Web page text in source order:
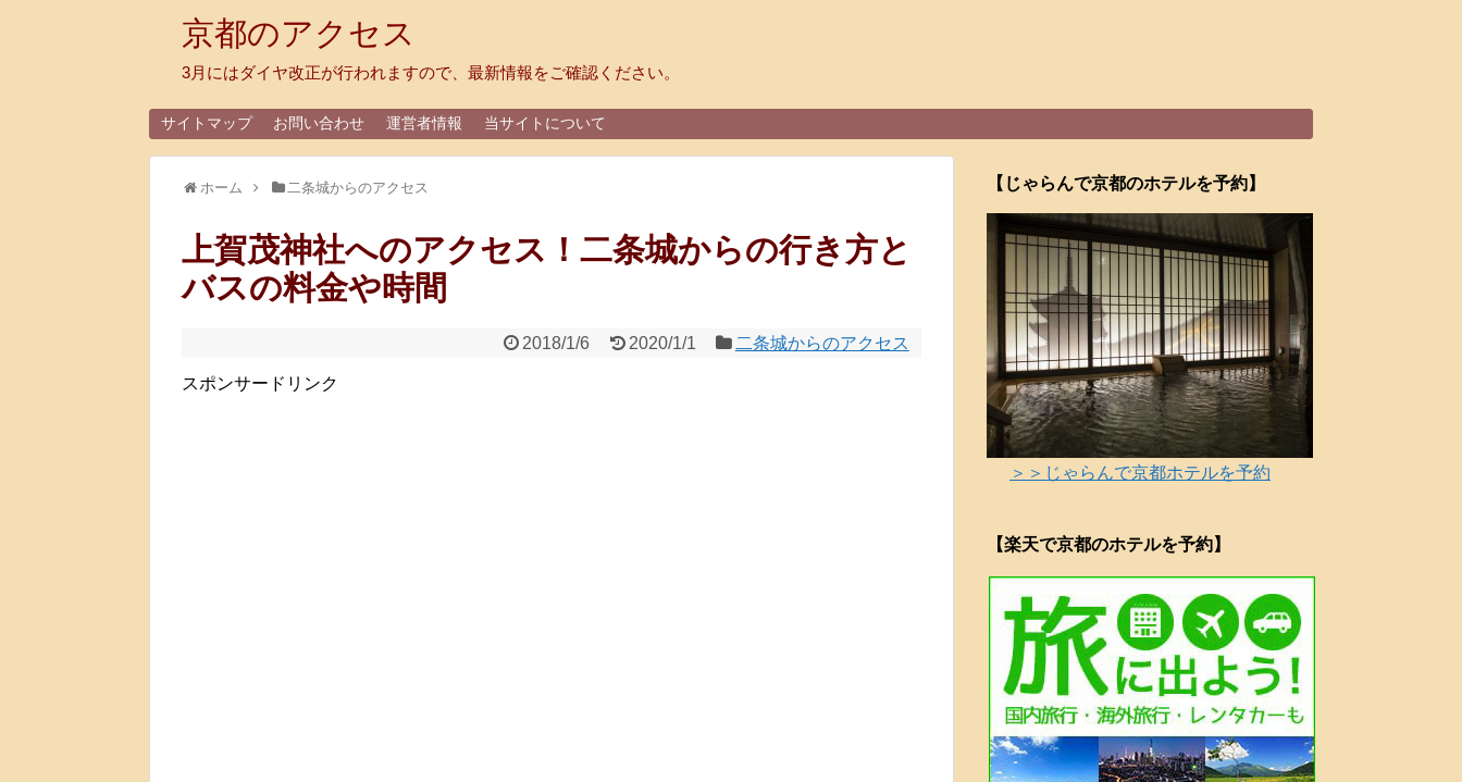
京都のアクセス
3月にはダイヤ改正が行われますので、最新情報をご確認ください。
サイトマップ お問い合わせ 運営者情報 当サイトについて
ホーム 二条城からのアクセス
上賀茂神社へのアクセス！二条城からの行き方と
バスの料金や時間
2018/1/6 2020/1/1 二条城からのアクセス
スポンサードリンク
【じゃらんで京都のホテルを予約】
＞＞じゃらんで京都ホテルを予約
【楽天で京都のホテルを予約】